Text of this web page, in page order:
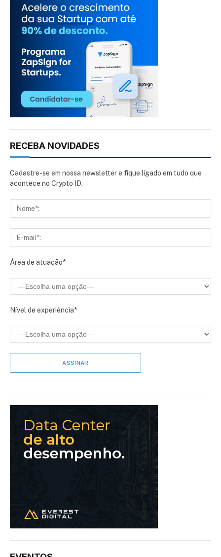
RECEBA NOVIDADES
Cadastre-se em nossa newsletter e fique ligado em tudo que
acontece no Crypto ID.
Área de atuação*
Nível de experiência*